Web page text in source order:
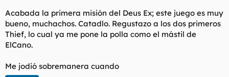
l
t
e
m
a
i
o
Acabada la primera misión del Deus Ex; este juego es muy
bueno, muchachos. Catadlo. Regustazo a los dos primeros
Thief, lo cual ya me pone la polla como el mástil de
ElCano.
Me jodió sobremanera cuando